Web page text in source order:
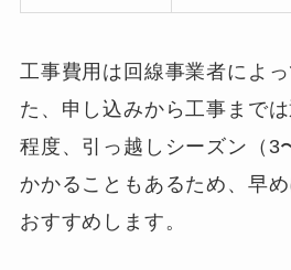
工事費用は回線事業者によ
た、申し込みから工事まで
程度、引っ越しシーズン（3
かかることもあるため、早
おすすめします。